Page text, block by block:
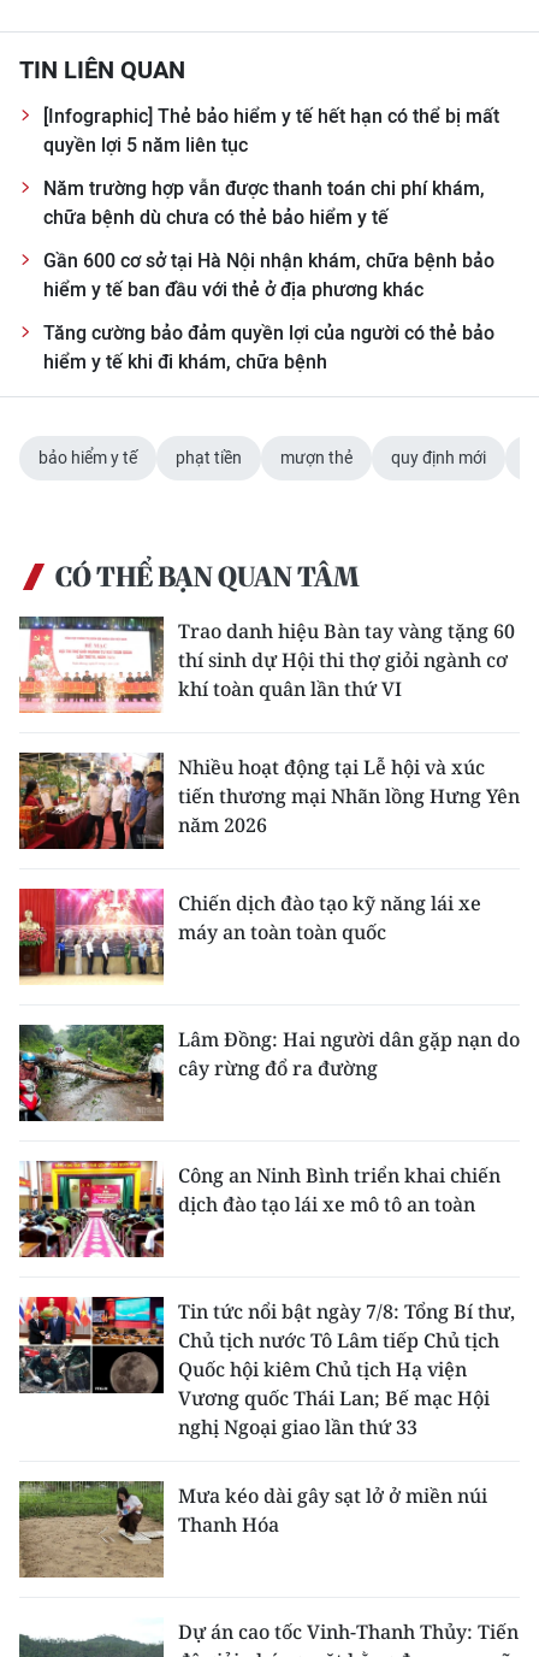
TIN LIÊN QUAN
[Infographic] Thẻ bảo hiểm y tế hết hạn có thể bị mất
quyền lợi 5 năm liên tục
Năm trường hợp vẫn được thanh toán chi phí khám,
chữa bệnh dù chưa có thẻ bảo hiểm y tế
Gần 600 cơ sở tại Hà Nội nhận khám, chữa bệnh bảo
hiểm y tế ban đầu với thẻ ở địa phương khác
Tăng cường bảo đảm quyền lợi của người có thẻ bảo
hiểm y tế khi đi khám, chữa bệnh
bảo hiểm y tế phạt tiền mượn thẻ quy định mới
CÓ THỂ BẠN QUAN TÂM
Trao danh hiệu Bàn tay vàng tặng 60
thí sinh dự Hội thi thợ giỏi ngành cơ
khí toàn quân lần thứ VI
Nhiều hoạt động tại Lễ hội và xúc
tiến thương mại Nhãn lồng Hưng Yên
năm 2026
Chiến dịch đào tạo kỹ năng lái xe
máy an toàn toàn quốc
Lâm Đồng: Hai người dân gặp nạn do
cây rừng đổ ra đường
Công an Ninh Bình triển khai chiến
dịch đào tạo lái xe mô tô an toàn
Tin tức nổi bật ngày 7/8: Tổng Bí thư,
Chủ tịch nước Tô Lâm tiếp Chủ tịch
Quốc hội kiêm Chủ tịch Hạ viện
Vương quốc Thái Lan; Bế mạc Hội
nghị Ngoại giao lần thứ 33
Mưa kéo dài gây sạt lở ở miền núi
Thanh Hóa
Dự án cao tốc Vinh-Thanh Thủy: Tiến